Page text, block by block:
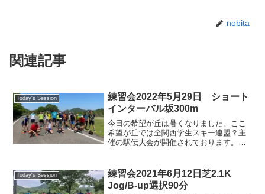
nobita
関連記事
Today's Session
練習会2022年5月29日 ショート
インターバル坂300m
今日の希望が丘は暑くなりました。ここ
希望が丘では全関西学生スキー連盟？主
催の駅伝大会が開催されております。本
さあ大変。西くんの機転で中央道1000m
ポスト手前の坂を利...
Today's Session
練習会2021年6月12日芝2.1K
Jog/B-up選択90分